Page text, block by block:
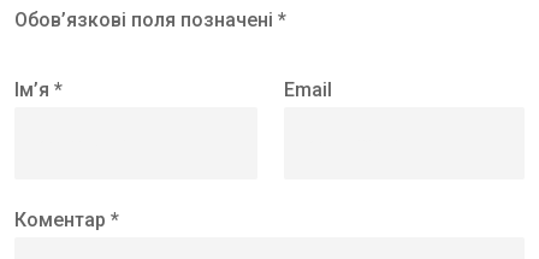
Обов’язкові поля позначені *
Ім’я * Email
Коментар *